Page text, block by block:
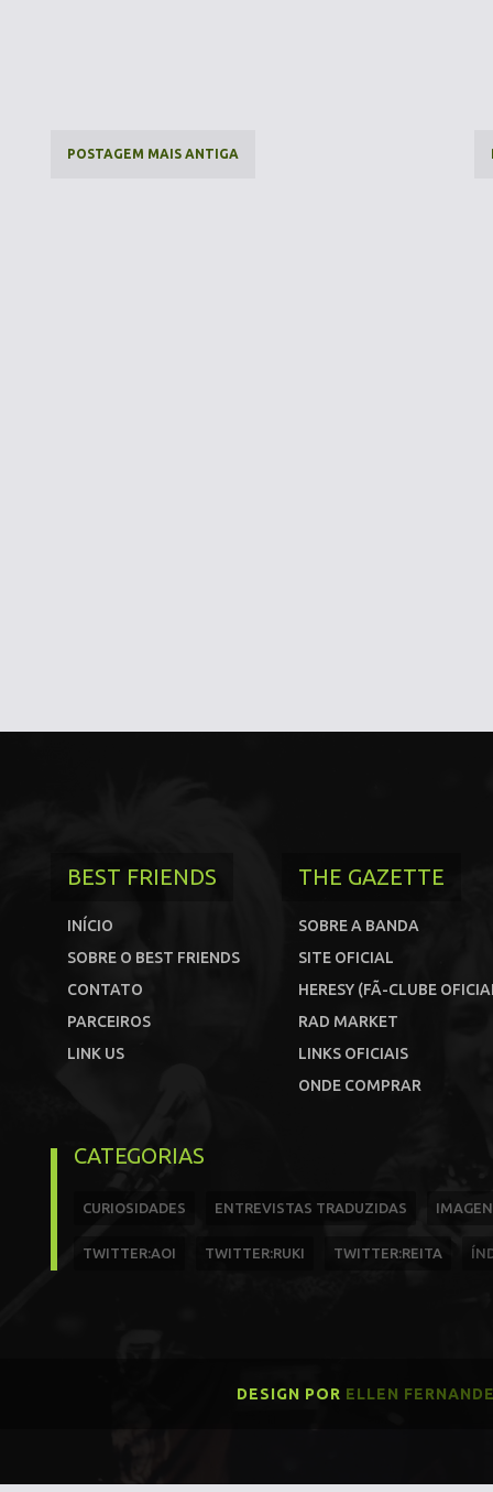
POSTAGEM MAIS ANTIGA
BEST FRIENDS
INÍCIO
SOBRE O BEST FRIENDS
CONTATO
PARCEIROS
LINK US
THE GAZETTE
SOBRE A BANDA
SITE OFICIAL
HERESY (FÃ-CLUBE
RAD MARKET
LINKS OFICIAIS
ONDE COMPRAR
CATEGORIAS
CURIOSIDADES ENTREVISTAS TRADUZIDAS
TWITTER:AOI TWITTER:RUKI TWITTER:REITA
DESIGN POR ELLEN